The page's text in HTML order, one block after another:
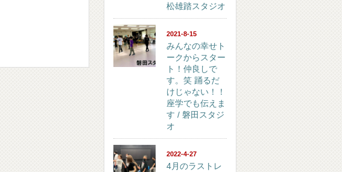
松雄踏スタジオ
2021-8-15
みんなの幸せト
ークからスター
ト！仲良しで
す。笑 踊るだ
けじゃない！！
座学でも伝えま
す / 磐田スタジ
オ
2022-4-27
4月のラストレ